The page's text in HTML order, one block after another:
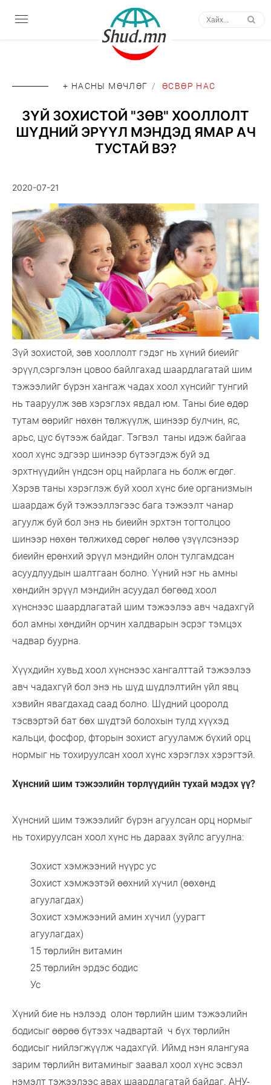
+ НАСНЫ МӨЧЛӨГ / ӨСВӨР НАС
ЗҮЙ ЗОХИСТОЙ "ЗӨВ" ХООЛЛОЛТ
ШҮДНИЙ ЭРҮҮЛ МЭНДЭД ЯМАР АЧ
ТУСТАЙ ВЭ?
2020-07-21
Зүй зохистой, зөв хооллолт гэдэг нь хүний биеийг
эрүүл,сэргэлэн цовоо байлгахад шаардлагатай шим
тэжээлийг бүрэн хангаж чадах хоол хүнсийг тунгий
нь тааруулж зөв хэрэглэх явдал юм. Таны бие өдөр
тутам өөрийг нөхөн төлжүүлж, шинээр булчин, яс,
арьс, цус бүтээж байдаг. Тэгвэл таны идэж байгаа
хоол хүнс эдгээр шинээр бүтээгдэж буй эд
эрхтнүүдийн үндсэн орц найрлага нь болж өгдөг.
Хэрэв таны хэрэглэж буй хоол хүнс бие организмын
шаардаж буй тэжээллэгээс бага тэжээлт чанар
агуулж буй бол энэ нь биеийн эрхтэн тогтолцоо
шинээр нөхөн төлжихөд сөрөг нөлөө үзүүлсэнээр
биеийн ерөнхий эрүүл мэндийн олон тулгамдсан
асуудлуудын шалтгаан болно. Үүний нэг нь амны
хөндийн эрүүл мэндийн асуудал бөгөөд хоол
хүнснээс шаардлагатай шим тэжээлээ авч чадахгүй
бол амны хөндийн орчин халдварын эсрэг тэмцэх
чадвар буурна.
Хүүхдийн хувьд хоол хүнснээс хангалттай тэжээлээ
авч чадахгүй бол энэ нь шүд шүдлэлтийн үйл явц
хэвийн явагдахад саад болно. Шүдний цооролд
тэсвэртэй бат бөх шүдтэй болохын тулд хүүхэд
кальци, фосфор, фторын зохист агууламж бүхий орц
нормыг нь тохируулсан хоол хүнс хэрэглэх хэрэгтэй.
Хүнсний шим тэжээлийн төрлүүдийн тухай мэдэх үү?
Хүнсний шим тэжээлийг бүрэн агуулсан орц нормыг
нь тохируулсан хоол хүнс нь дараах зүйлс агуулна:
Зохист хэмжээний нүүрс ус
Зохист хэмжээтэй өөхний хүчил (өөхөнд
агуулагдах)
Зохист хэмжээний амин хүчил (уурагт
агуулагдах)
15 төрлийн витамин
25 төрлийн эрдэс бодис
Ус
Хүний бие нь нэлээд олон төрлийн шим тэжээлийн
бодисыг өөрөө бүтээх чадвартай ч бүх төрлийн
бодисыг нийлэгжүүлж чадахгүй. Иймд нэн ялангуяа
зарим төрлийн витаминыг заавал хоол хүнс эсвэл
нэмэлт тэжээлээс авах шаардлагатай байдаг. АНУ-